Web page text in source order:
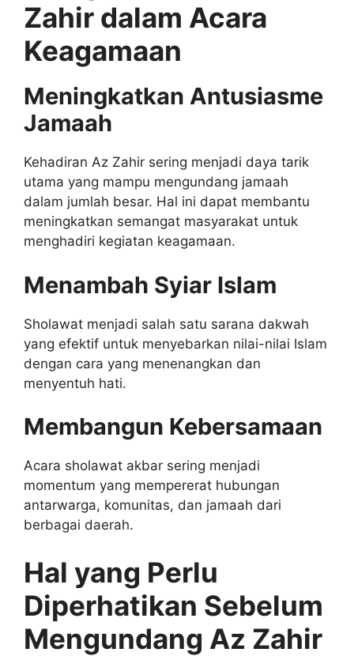
Zahir dalam Acara
Keagamaan
Meningkatkan Antusiasme
Jamaah
Kehadiran Az Zahir sering menjadi daya tarik
utama yang mampu mengundang jamaah
dalam jumlah besar. Hal ini dapat membantu
meningkatkan semangat masyarakat untuk
menghadiri kegiatan keagamaan.
Menambah Syiar Islam
Sholawat menjadi salah satu sarana dakwah
yang efektif untuk menyebarkan nilai-nilai Islam
dengan cara yang menenangkan dan
menyentuh hati.
Membangun Kebersamaan
Acara sholawat akbar sering menjadi
momentum yang mempererat hubungan
antarwarga, komunitas, dan jamaah dari
berbagai daerah.
Hal yang Perlu
Diperhatikan Sebelum
Mengundang Az Zahir